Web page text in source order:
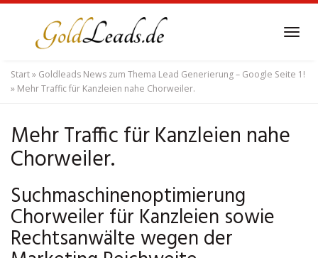
content
Start» Goldleads News zum Thema Lead Generierung – Google Seite 1!
» Mehr Traffic für Kanzleien nahe Chorweiler.
Mehr Traffic für Kanzleien nahe
Chorweiler.
Suchmaschinenoptimierung
Chorweiler für Kanzleien sowie
Rechtsanwälte wegen der